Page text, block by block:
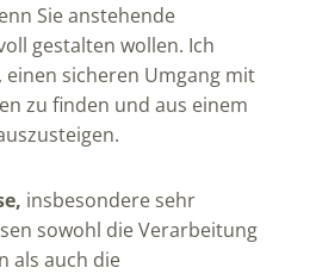
Sie anstehende
gestalten wollen. Ich
sicheren Umgang mit
zu finden und aus einem
insbesondere sehr
sowohl die Verarbeitung
als auch die